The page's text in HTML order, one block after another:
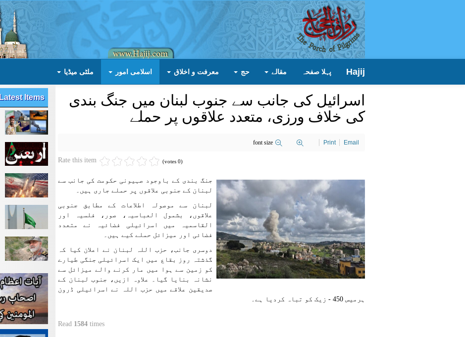
Hajij پہلا صفحہ مقالے حج معرفت و اخلاق اسلامی امور ملٹی میڈیا
اسرائیل کی جانب سے جنوب لبنان میں جنگ بندی
کی خلاف ورزی، متعدد علاقوں پر حملے
font size Print Email
Rate this item (0 votes)
جنگ بندی کے باوجود صہیونی حکومت کی جانب سے
لبنان کے جنوبی علاقوں پر حملے جاری ہیں۔
لبنان سے موصولہ اطلاعات کے مطابق جنوبی
علاقوں، بشمول العباسیہ، صور، فلسیہ اور
القاسمیہ میں اسرائیلی فضائیہ نے متعدد
فضائی اور میزائل حملے کیے ہیں۔
دوسری جانب، حزب اللہ لبنان نے اعلان کیا کہ
گذشتہ روز بقاع میں ایک اسرائیلی جنگی طیارے
کو زمین سے ہوا میں مار کرنے والے میزائل سے
نشانہ بنایا گیا۔ علاوہ ازیں، جنوب لبنان کے
صدیقین علاقے میں حزب اللہ نے اسرائیلی ڈرون
ہرمیس 450 - زیک کو تباہ کردیا ہے۔
Read 1584 times
Latest Items